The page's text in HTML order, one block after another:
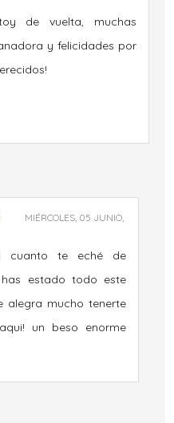
de vuelta, muchas
y felicidades por
MIÉRCOLES, 05 JUNIO,
cuanto te eché de
has estado todo este
alegra mucho tenerte
un beso enorme